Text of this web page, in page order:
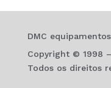
DMC
Copyright © 1998
Todos os direitos